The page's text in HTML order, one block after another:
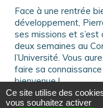
Face à une rentrée
développement,
ses missions et
deux semaines au
l’Université. Vous
faire sa
bienvenue !
Ce site utilise des
vous souhaitez activer